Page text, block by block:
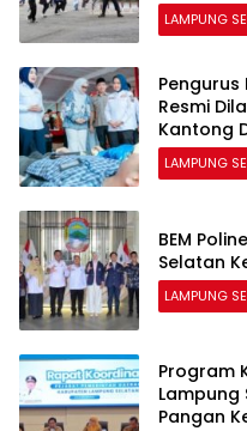
LAMPUNG
Pengurus
Resmi
Kantong
LAMPUNG
BEM
Selatan
LAMPUNG
Program
Lampung
Pangan